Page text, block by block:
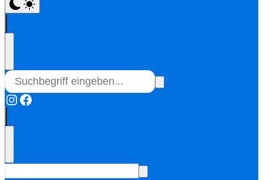
Instagram
Facebook